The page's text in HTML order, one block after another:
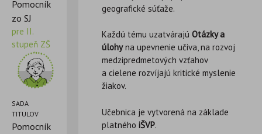
Pomocník
zo SJ
pre II.
stupeň ZŠ
SADA
TITULOV
Pomocník
geografické súťaže.
Každú tému uzatvárajúOtázky a
úlohyna upevnenie učiva, na rozvoj
medzipredmetových vzťahov
a cielene rozvíjajú kritické myslenie
žiakov.
Učebnica je vytvorená na základe
platnéhoiŠVP.